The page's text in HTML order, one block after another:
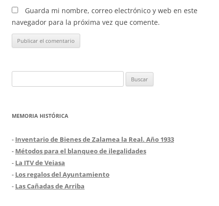
Guarda mi nombre, correo electrónico y web en este
navegador para la próxima vez que comente.
MEMORIA HISTÓRICA
- Inventario de Bienes de Zalamea la Real. Año 1933
- Métodos para el blanqueo de ilegalidades
- La ITV de Veiasa
- Los regalos del Ayuntamiento
- Las Cañadas de Arriba